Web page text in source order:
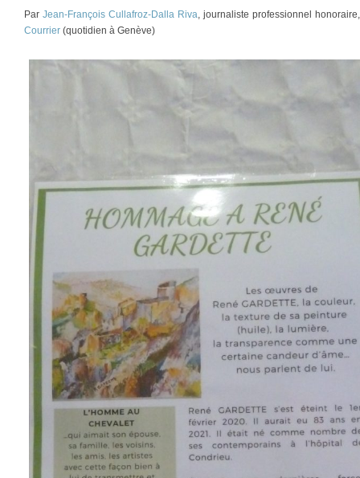
Par Jean-François Cullafroz-Dalla Riva, journaliste professionnel
Courrier (quotidien à Genève)